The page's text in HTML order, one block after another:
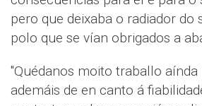
pero que deixaba o radiador do
polo que se vían obrigados a
"Quédanos moito traballo aínda
ademáis de en canto á